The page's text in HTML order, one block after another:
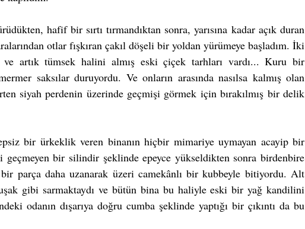
hafif bir sırtı tırmandıktan sonra, yarısına kadar açık duran
otlar fışkıran çakıl döşeli bir yoldan yürümeye başladım. İki
ve artık tümsek halini almış eski çiçek tarhları vardı... Kuru bir
saksılar duruyordu. Ve onların arasında nasılsa kalmış olan
siyah perdenin üzerinde geçmişi görmek için bırakılmış bir delik
bir ürkeklik veren binanın hiçbir mimariye uymayan acayip bir
geçmeyen bir silindir şeklinde epeyce yükseldikten sonra birdenbire
parça daha uzanarak üzeri camekânlı bir kubbeyle bitiyordu. Alt
gibi sarmaktaydı ve bütün bina bu haliyle eski bir yağ kandilini
odanın dışarıya doğru cumba şeklinde yaptığı bir çıkıntı da bu